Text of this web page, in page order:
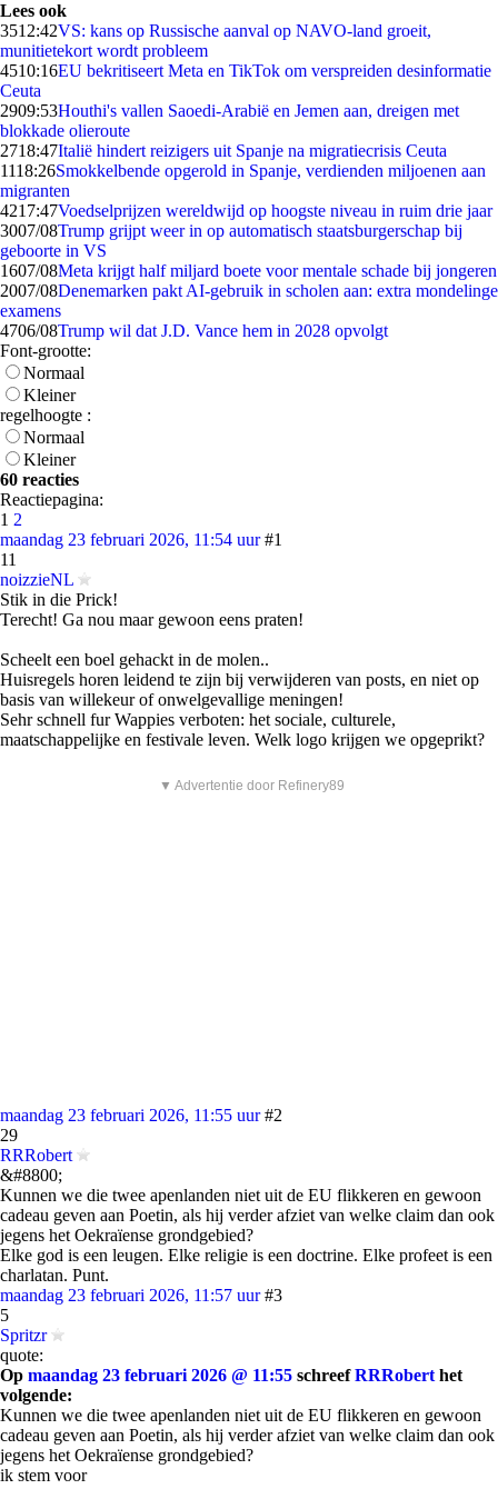
Lees ook
3512:42VS: kans op Russische aanval op NAVO-land groeit,
munitietekort wordt probleem
4510:16EU bekritiseert Meta en TikTok om verspreiden desinformatie
Ceuta
2909:53Houthi's vallen Saoedi-Arabië en Jemen aan, dreigen met
blokkade olieroute
2718:47Italië hindert reizigers uit Spanje na migratiecrisis Ceuta
1118:26Smokkelbende opgerold in Spanje, verdienden miljoenen aan
migranten
4217:47Voedselprijzen wereldwijd op hoogste niveau in ruim drie jaar
3007/08Trump grijpt weer in op automatisch staatsburgerschap bij
geboorte in VS
1607/08Meta krijgt half miljard boete voor mentale schade bij jongeren
2007/08Denemarken pakt AI-gebruik in scholen aan: extra mondelinge
examens
4706/08Trump wil dat J.D. Vance hem in 2028 opvolgt
Font-grootte:
Normaal
Kleiner
regelhoogte :
Normaal
Kleiner
60 reacties
Reactiepagina:
1 2
maandag 23 februari 2026, 11:54 uur #1
11
noizzieNL
Stik in die Prick!
Terecht! Ga nou maar gewoon eens praten!
Scheelt een boel gehackt in de molen..
Huisregels horen leidend te zijn bij verwijderen van posts, en niet op
basis van willekeur of onwelgevallige meningen!
Sehr schnell fur Wappies verboten: het sociale, culturele,
maatschappelijke en festivale leven. Welk logo krijgen we opgeprikt?
▼ Advertentie door Refinery89
maandag 23 februari 2026, 11:55 uur #2
29
RRRobert
&#8800;
Kunnen we die twee apenlanden niet uit de EU flikkeren en gewoon
cadeau geven aan Poetin, als hij verder afziet van welke claim dan ook
jegens het Oekraïense grondgebied?
Elke god is een leugen. Elke religie is een doctrine. Elke profeet is een
charlatan. Punt.
maandag 23 februari 2026, 11:57 uur #3
5
Spritzr
quote:
Op maandag 23 februari 2026 @ 11:55 schreefRRRobert het
volgende:
Kunnen we die twee apenlanden niet uit de EU flikkeren en gewoon
cadeau geven aan Poetin, als hij verder afziet van welke claim dan ook
jegens het Oekraïense grondgebied?
ik stem voor